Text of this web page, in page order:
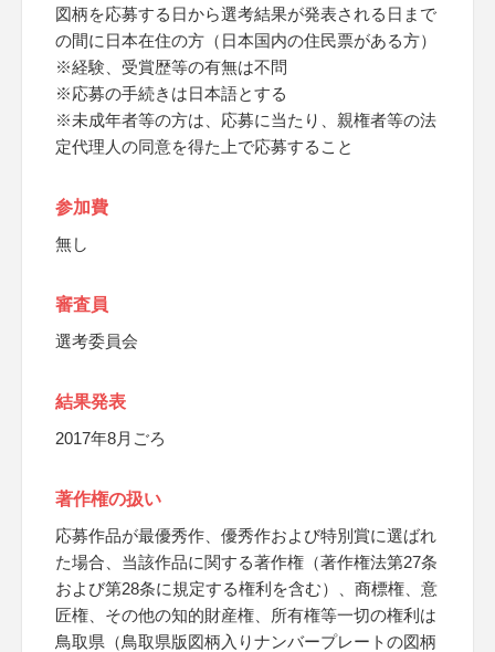
図柄を応募する日から選考結果が発表される日まで
の間に日本在住の方（日本国内の住民票がある方）
※経験、受賞歴等の有無は不問
※応募の手続きは日本語とする
※未成年者等の方は、応募に当たり、親権者等の法
定代理人の同意を得た上で応募すること
参加費
無し
審査員
選考委員会
結果発表
2017年8月ごろ
著作権の扱い
応募作品が最優秀作、優秀作および特別賞に選ばれ
た場合、当該作品に関する著作権（著作権法第27条
および第28条に規定する権利を含む）、商標権、意
匠権、その他の知的財産権、所有権等一切の権利は
鳥取県（鳥取県版図柄入りナンバープレートの図柄